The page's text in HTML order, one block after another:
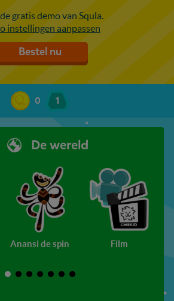
gratis demo van Squla.
instellingen aanpassen
Bestel nu
0 1
De wereld
Anansi de spin Film